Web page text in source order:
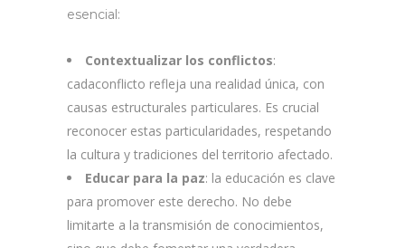
esencial:
Contextualizar los conflictos:
cadaconflicto refleja una realidad única, con
causas estructurales particulares. Es crucial
reconocer estas particularidades, respetando
la cultura y tradiciones del territorio afectado.
Educar para la paz: la educación es clave
para promover este derecho. No debe
limitarte a la transmisión de conocimientos,